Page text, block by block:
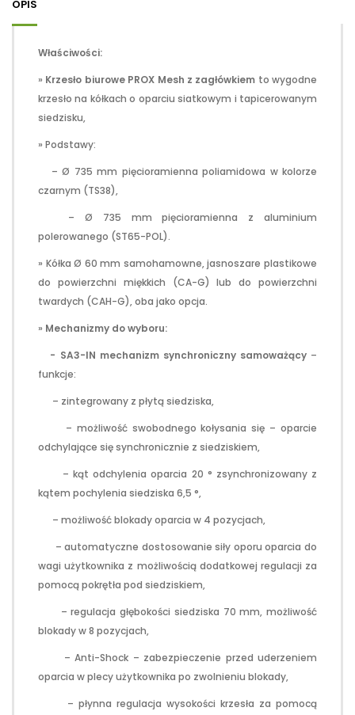
OPIS
Właściwości:
» Krzesło biurowe PROX Mesh z zagłówkiem to wygodne
krzesło na kółkach o oparciu siatkowym i tapicerowanym
siedzisku,
» Podstawy:
– Ø 735 mm pięcioramienna poliamidowa w kolorze
czarnym (TS38),
– Ø 735 mm pięcioramienna z aluminium
polerowanego (ST65-POL).
» Kółka Ø 60 mm samohamowne, jasnoszare plastikowe
do powierzchni miękkich (CA-G) lub do powierzchni
twardych (CAH-G), oba jako opcja.
» Mechanizmy do wyboru:
- SA3-IN mechanizm synchroniczny samoważący–
funkcje:
– zintegrowany z płytą siedziska,
– możliwość swobodnego kołysania się – oparcie
odchylające się synchronicznie z siedziskiem,
– kąt odchylenia oparcia 20 ° zsynchronizowany z
kątem pochylenia siedziska 6,5 °,
– możliwość blokady oparcia w 4 pozycjach,
– automatyczne dostosowanie siły oporu oparcia do
wagi użytkownika z możliwością dodatkowej regulacji za
pomocą pokrętła pod siedziskiem,
– regulacja głębokości siedziska 70 mm, możliwość
blokady w 8 pozycjach,
– Anti-Shock – zabezpieczenie przed uderzeniem
oparcia w plecy użytkownika po zwolnieniu blokady,
– płynna regulacja wysokości krzesła za pomocą